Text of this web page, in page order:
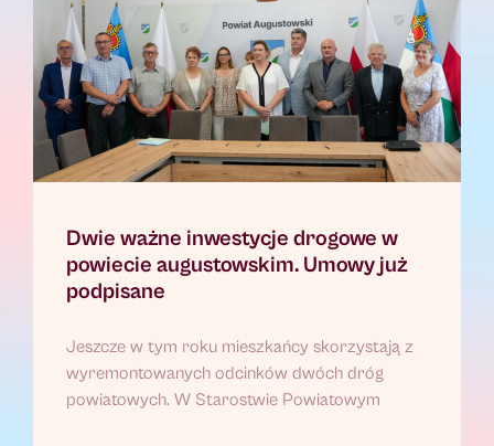
Dwie ważne inwestycje drogowe w
powiecie augustowskim. Umowy już
podpisane
Jeszcze w tym roku mieszkańcy skorzystają z
wyremontowanych odcinków dwóch dróg
powiatowych. W Starostwie Powiatowym